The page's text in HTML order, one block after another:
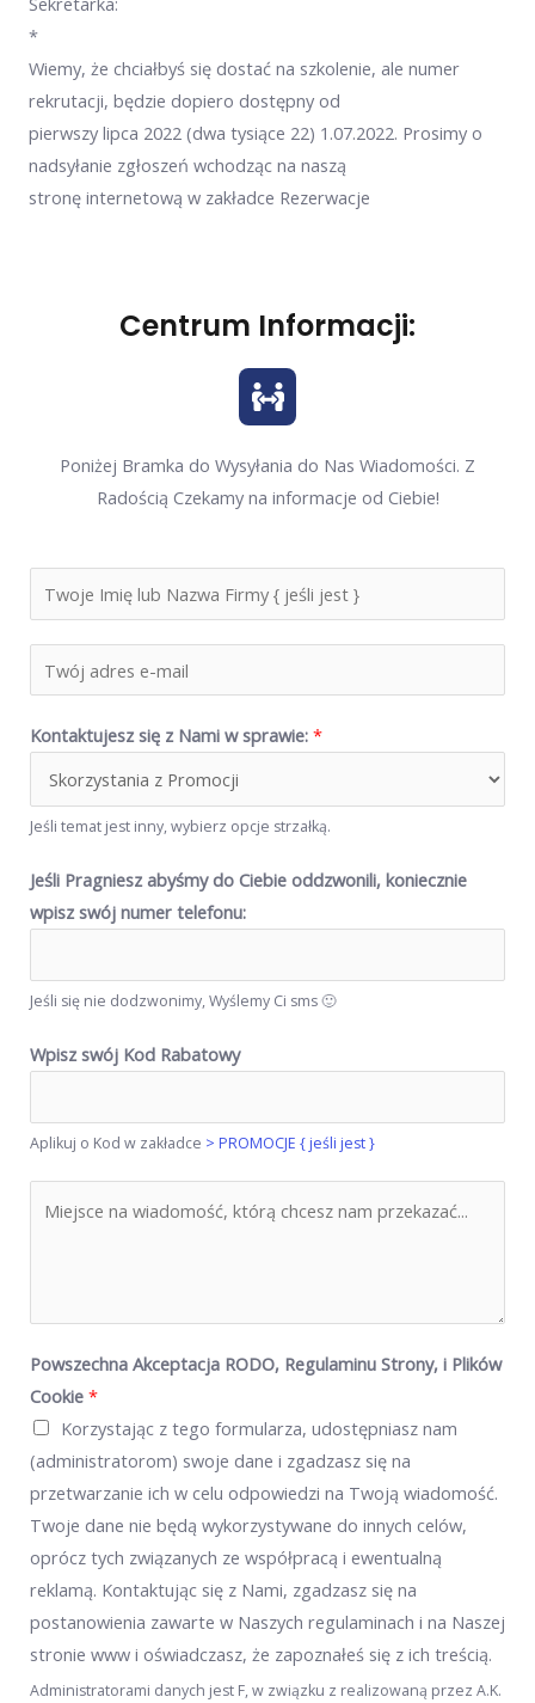
*
Wiemy, że chciałbyś się dostać na szkolenie, ale numer
rekrutacji, będzie dopiero dostępny od
pierwszy lipca 2022 (dwa tysiące 22) 1.07.2022. Prosimy o
nadsyłanie zgłoszeń wchodząc na naszą
stronę internetową w zakładce Rezerwacje
Centrum Informacji:
Poniżej Bramka do Wysyłania do Nas Wiadomości. Z
Radością Czekamy na informacje od Ciebie!
p
i
T
o
j
e
I
m
ę
u
N
i
r
m
y
*
w
j
d
e
s
a
i
l
o
y
Kontaktujesz się z Nami w sprawie: *
Jeśli temat jest inny, wybierz opcje strzałką.
Jeśli Pragniesz abyśmy do Ciebie oddzwonili, koniecznie
wpisz swój numer telefonu:
Jeśli się nie dodzwonimy, Wyślemy Ci sms 🙂
Wpisz swój Kod Rabatowy
Aplikuj o Kod w zakładce > PROMOCJE { jeśli jest }
ć
W
i
a
d
o
m
o
ś
c
i
*
Powszechna Akceptacja RODO, Regulaminu Strony, i Plików
Cookie *
Korzystając z tego formularza, udostępniasz nam
(administratorom) swoje dane i zgadzasz się na
przetwarzanie ich w celu odpowiedzi na Twoją wiadomość.
Twoje dane nie będą wykorzystywane do innych celów,
oprócz tych związanych ze współpracą i ewentualną
reklamą. Kontaktując się z Nami, zgadzasz się na
postanowienia zawarte w Naszych regulaminach i na Naszej
stronie www i oświadczasz, że zapoznałeś się z ich treścią.
Administratorami danych jest F, w związku z realizowaną przez A.K.